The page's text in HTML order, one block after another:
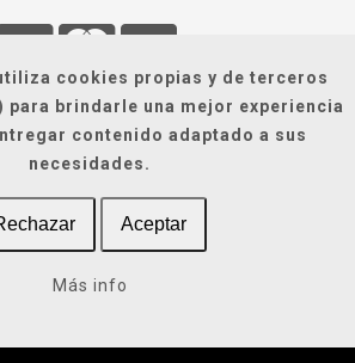
cookies propias y de terceros
para brindarle una mejor experiencia
contenido adaptado a sus
necesidades.
Aceptar
Más info
| Condiciones Generales
/ Cookies / Accesibilidad